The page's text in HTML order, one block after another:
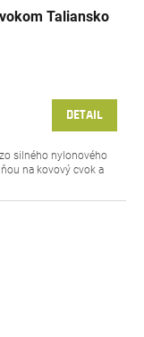
Taliansko
DETAIL
silného nylonového
na kovový cvok a